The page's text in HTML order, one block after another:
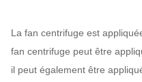
La fan centrifuge est
fan centrifuge peut être
il peut également être